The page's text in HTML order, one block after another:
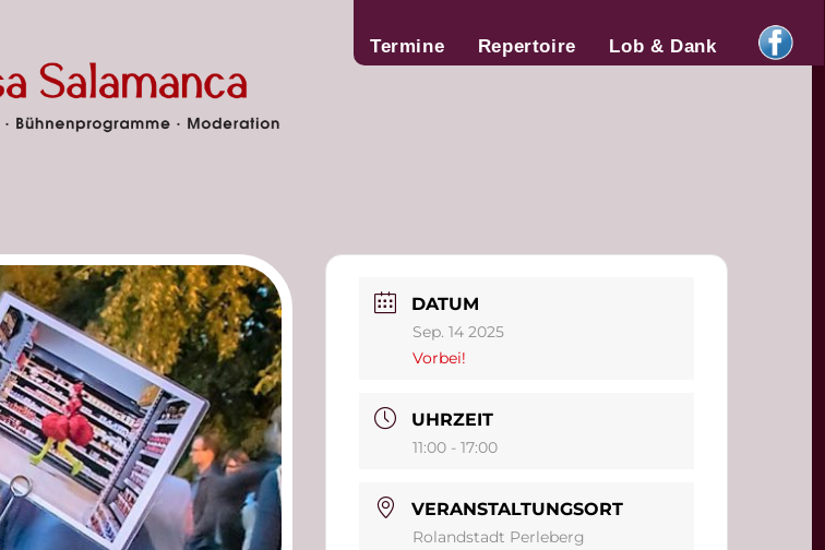
Termine Repertoire Lob & Dank
DATUM
Sep. 14 2025
Vorbei!
UHRZEIT
11:00 - 17:00
VERANSTALTUNGSORT
Rolandstadt Perleberg